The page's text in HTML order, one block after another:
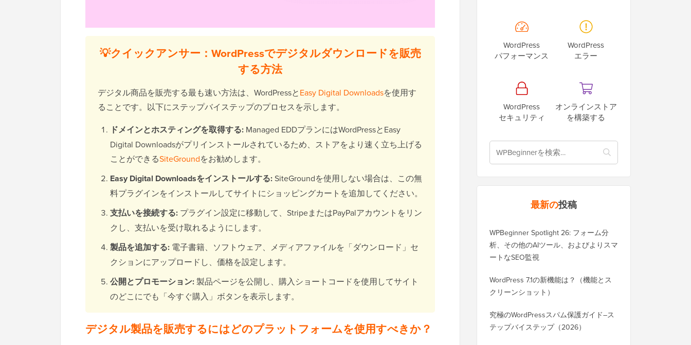
💡クイックアンサー：WordPressでデジタルダウンロードを販売
する方法
デジタル商品を販売する最も速い方法は、WordPressとEasy Digital Downloadsを使用す
ることです。以下にステップバイステップのプロセスを示します。
ドメインとホスティングを取得する: Managed EDDプランにはWordPressとEasy
Digital Downloadsがプリインストールされているため、ストアをより速く立ち上げる
ことができるSiteGroundをお勧めします。
Easy Digital Downloadsをインストールする:SiteGroundを使用しない場合は、この無
料プラグインをインストールしてサイトにショッピングカートを追加してください。
支払いを接続する: プラグイン設定に移動して、StripeまたはPayPalアカウントをリン
クし、支払いを受け取れるようにします。
製品を追加する: 電子書籍、ソフトウェア、メディアファイルを「ダウンロード」セ
クションにアップロードし、価格を設定します。
公開とプロモーション:製品ページを公開し、購入ショートコードを使用してサイト
のどこにでも「今すぐ購入」ボタンを表示します。
デジタル製品を販売するにはどのプラットフォームを使用すべきか？
WordPress
パフォーマンス
WordPress
エラー
WordPress
セキュリティ
オンラインストア
を構築する
最新の投稿
WPBeginner Spotlight 26: フォーム分
析、その他のAIツール、およびよりスマ
ートなSEO監視
WordPress 7.1の新機能は？（機能とス
クリーンショット）
究極のWordPressスパム保護ガイド–ス
テップバイステップ（2026）